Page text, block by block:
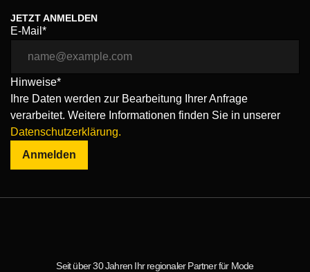
JETZT ANMELDEN
E-Mail*
Hinweise*
Ihre Daten werden zur Bearbeitung Ihrer Anfrage
verarbeitet. Weitere Informationen finden Sie in unserer
Datenschutzerklärung.
Anmelden
Seit über 30 Jahren Ihr regionaler Partner für Mode